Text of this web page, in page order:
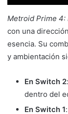
Metroid Prime 4:
con una
esencia. Su
y ambientación
En Switch 2
dentro del
En Switch 1